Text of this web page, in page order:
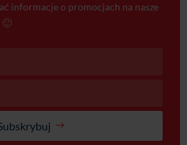
informacje o promocjach na nasze
🙂